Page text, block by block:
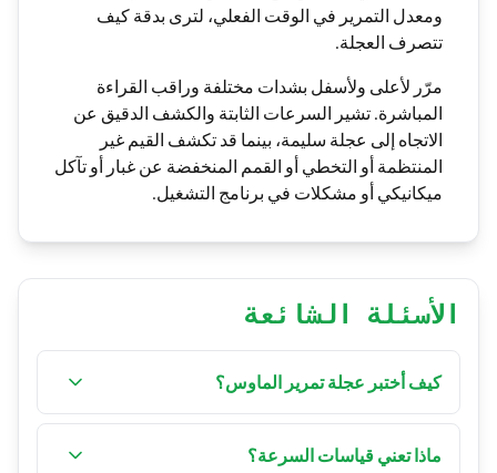
ومعدل التمرير في الوقت الفعلي، لترى بدقة كيف
تتصرف العجلة.
مرّر لأعلى ولأسفل بشدات مختلفة وراقب القراءة
المباشرة. تشير السرعات الثابتة والكشف الدقيق عن
الاتجاه إلى عجلة سليمة، بينما قد تكشف القيم غير
المنتظمة أو التخطي أو القمم المنخفضة عن غبار أو تآكل
ميكانيكي أو مشكلات في برنامج التشغيل.
الأسئلة الشائعة
كيف أختبر عجلة تمرير الماوس؟
انقر على بدء الاختبار، ثم مرّر لأعلى ولأسفل داخل
منطقة الاختبار. تقيس الأداة سرعة التمرير بالبكسل في
ماذا تعني قياسات السرعة؟